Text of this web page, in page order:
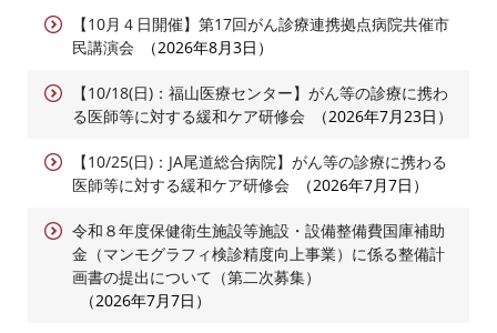
【10月４日開催】第17回がん診療連携拠点病院共催市
民講演会
2026年8月3日
【10/18(日)：福山医療センター】がん等の診療に携わ
る医師等に対する緩和ケア研修会
2026年7月23日
【10/25(日)：JA尾道総合病院】がん等の診療に携わる
医師等に対する緩和ケア研修会
2026年7月7日
令和８年度保健衛生施設等施設・設備整備費国庫補助
金（マンモグラフィ検診精度向上事業）に係る整備計
画書の提出について（第二次募集）
2026年7月7日